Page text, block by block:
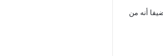
​أنه من